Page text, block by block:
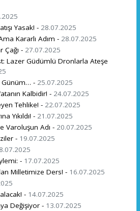
Yasak! - 28.07.2025
Kararlı Adım - 28.07.2025
Çağı - 27.07.2025
Lazer Güdümlü Dronlarla Ateşe
Günüm… - 25.07.2025
Kalbidir! - 24.07.2025
Tehlike! - 22.07.2025
Yıkıldı! - 21.07.2025
Varoluşun Adı - 20.07.2025
- 19.07.2025
- 17.07.2025
Milletimize Ders! - 16.07.2025
- 14.07.2025
Değişiyor - 13.07.2025